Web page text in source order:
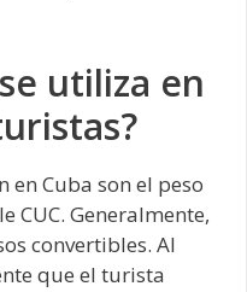
utiliza en
en Cuba son el peso
CUC. Generalmente,
convertibles. Al
que el turista